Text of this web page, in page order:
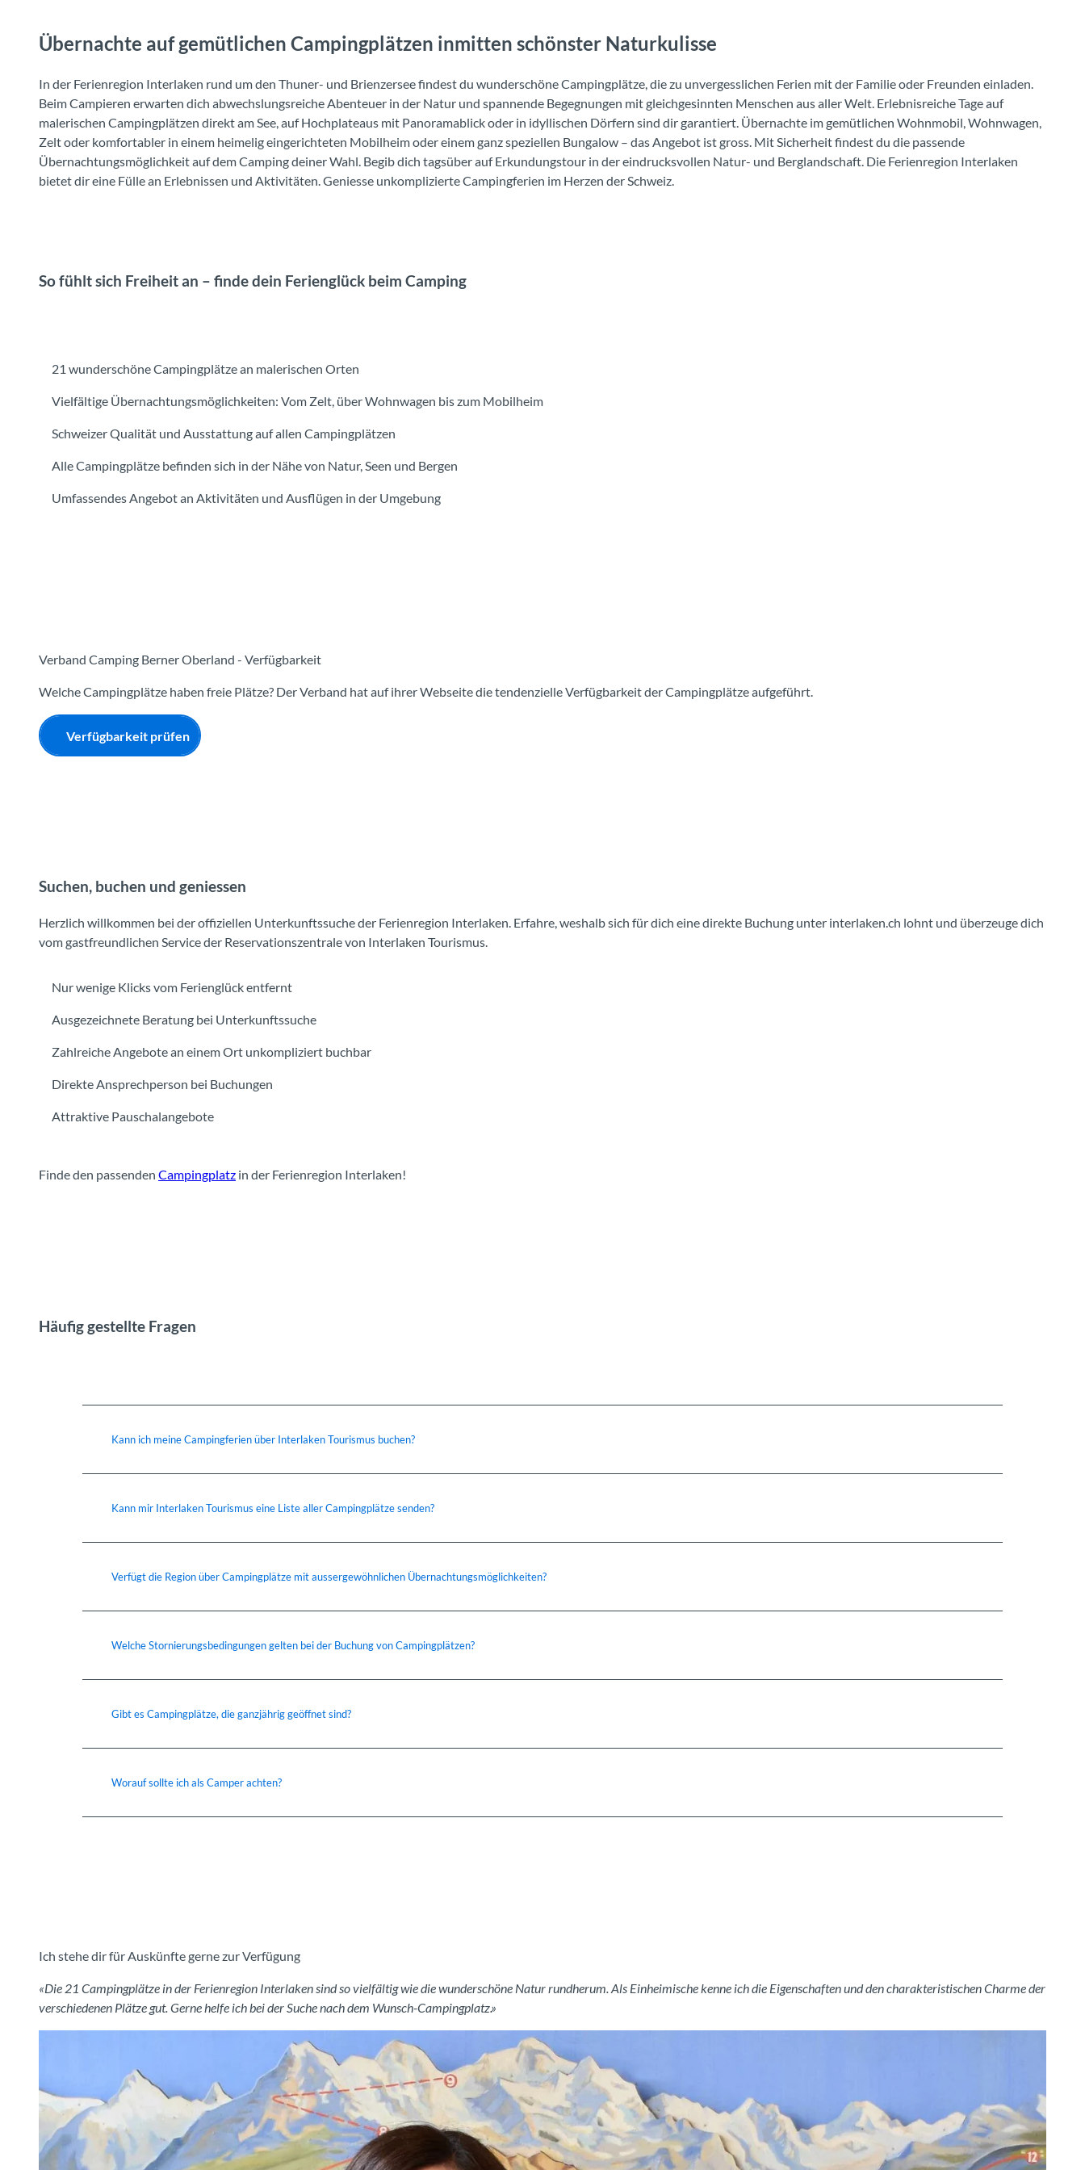
Übernachte auf gemütlichen Campingplätzen inmitten schönster Naturkulisse
In der Ferienregion Interlaken rund um den Thuner- und Brienzersee findest du wunderschöne Campingplätze, die zu unvergesslichen Ferien mit der Familie oder Freunden einladen.
Beim Campieren erwarten dich abwechslungsreiche Abenteuer in der Natur und spannende Begegnungen mit gleichgesinnten Menschen aus aller Welt. Erlebnisreiche Tage auf
malerischen Campingplätzen direkt am See, auf Hochplateaus mit Panoramablick oder in idyllischen Dörfern sind dir garantiert. Übernachte im gemütlichen Wohnmobil, Wohnwagen,
Zelt oder komfortabler in einem heimelig eingerichteten Mobilheim oder einem ganz speziellen Bungalow – das Angebot ist gross. Mit Sicherheit findest du die passende
Übernachtungsmöglichkeit auf dem Camping deiner Wahl. Begib dich tagsüber auf Erkundungstour in der eindrucksvollen Natur- und Berglandschaft. Die Ferienregion Interlaken
bietet dir eine Fülle an Erlebnissen und Aktivitäten. Geniesse unkomplizierte Campingferien im Herzen der Schweiz.
So fühlt sich Freiheit an – finde dein Ferienglück beim Camping
21 wunderschöne Campingplätze an malerischen Orten
Vielfältige Übernachtungsmöglichkeiten: Vom Zelt, über Wohnwagen bis zum Mobilheim
Schweizer Qualität und Ausstattung auf allen Campingplätzen
Alle Campingplätze befinden sich in der Nähe von Natur, Seen und Bergen
Umfassendes Angebot an Aktivitäten und Ausflügen in der Umgebung
Verband Camping Berner Oberland - Verfügbarkeit
Welche Campingplätze haben freie Plätze? Der Verband hat auf ihrer Webseite die tendenzielle Verfügbarkeit der Campingplätze aufgeführt.
Verfügbarkeit prüfen
Suchen, buchen und geniessen
Herzlich willkommen bei der offiziellen Unterkunftssuche der Ferienregion Interlaken. Erfahre, weshalb sich für dich eine direkte Buchung unter interlaken.ch lohnt und überzeuge dich
vom gastfreundlichen Service der Reservationszentrale von Interlaken Tourismus.
Nur wenige Klicks vom Ferienglück entfernt
Ausgezeichnete Beratung bei Unterkunftssuche
Zahlreiche Angebote an einem Ort unkompliziert buchbar
Direkte Ansprechperson bei Buchungen
Attraktive Pauschalangebote
Finde den passenden Campingplatz in der Ferienregion Interlaken!
Häufig gestellte Fragen
Kann ich meine Campingferien über Interlaken Tourismus buchen?
Kann mir Interlaken Tourismus eine Liste aller Campingplätze senden?
Verfügt die Region über Campingplätze mit aussergewöhnlichen Übernachtungsmöglichkeiten?
Welche Stornierungsbedingungen gelten bei der Buchung von Campingplätzen?
Gibt es Campingplätze, die ganzjährig geöffnet sind?
Worauf sollte ich als Camper achten?
Ich stehe dir für Auskünfte gerne zur Verfügung
«Die 21 Campingplätze in der Ferienregion Interlaken sind so vielfältig wie die wunderschöne Natur rundherum. Als Einheimische kenne ich die Eigenschaften und den charakteristischen Charme der
verschiedenen Plätze gut. Gerne helfe ich bei der Suche nach dem Wunsch-Campingplatz.»